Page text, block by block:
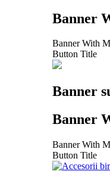
Banner
Banner With
Button Title
Banner
Banner
Banner With
Button Title